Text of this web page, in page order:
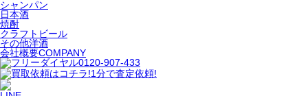
シャンパン
日本酒
焼酎
クラフトビール
その他洋酒
会社概要COMPANY